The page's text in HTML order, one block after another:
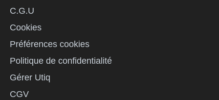
C.G.U
Cookies
Préférences cookies
Politique de confidentialité
Gérer Utiq
CGV